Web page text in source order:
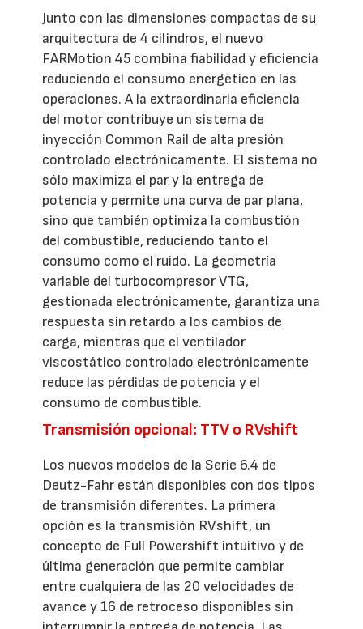
Junto con las dimensiones compactas de su
arquitectura de 4 cilindros, el nuevo
FARMotion 45 combina fiabilidad y eficiencia
reduciendo el consumo energético en las
operaciones. A la extraordinaria eficiencia
del motor contribuye un sistema de
inyección Common Rail de alta presión
controlado electrónicamente. El sistema no
sólo maximiza el par y la entrega de
potencia y permite una curva de par plana,
sino que también optimiza la combustión
del combustible, reduciendo tanto el
consumo como el ruido. La geometría
variable del turbocompresor VTG,
gestionada electrónicamente, garantiza una
respuesta sin retardo a los cambios de
carga, mientras que el ventilador
viscostático controlado electrónicamente
reduce las pérdidas de potencia y el
consumo de combustible.
Transmisión opcional: TTV o RVshift
Los nuevos modelos de la Serie 6.4 de
Deutz-Fahr están disponibles con dos tipos
de transmisión diferentes. La primera
opción es la transmisión RVshift, un
concepto de Full Powershift intuitivo y de
última generación que permite cambiar
entre cualquiera de las 20 velocidades de
avance y 16 de retroceso disponibles sin